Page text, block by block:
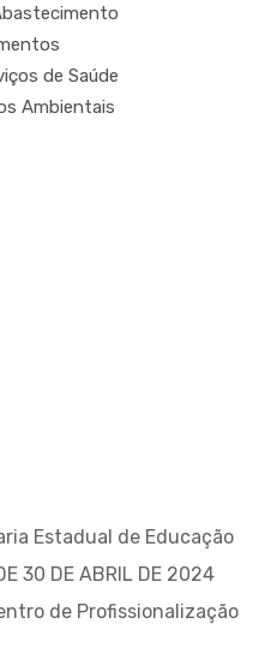
de Saúde
Ambientais
Estadual de Educação
30 DE ABRIL DE 2024
de Profissionalização